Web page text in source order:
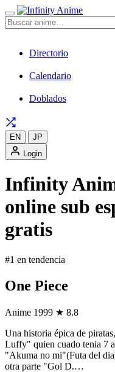
Directorio
Calendario
Doblados
EN
JP
Login
Infinity
online sub
gratis
#1 en tendencia
One Piece
Anime 1999 ★ 8.8
Una historia épica de
Luffy" quien cuado tenia 7
"Akuma no mi"(Futa del
otra parte "Gol D.…